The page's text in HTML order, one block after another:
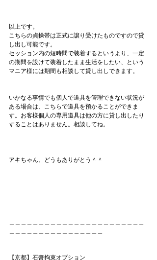
以上です。
こちらの貞操帯は正式に譲り受けたものですので貸
し出し可能です。
セッション内の短時間で装着するというより、一定
の期間を設けて装着したまま生活をしたい、という
マニア様には期間も相談して貸し出しできます。
いかなる事情でも個人で道具を管理できない状況が
ある場合は、こちらで道具を預かることができま
す。お客様個人の専用道具は他の方に貸し出したり
することはありません。相談してね。
アキちゃん、どうもありがとう＾＾
【京都】石膏拘束オプション